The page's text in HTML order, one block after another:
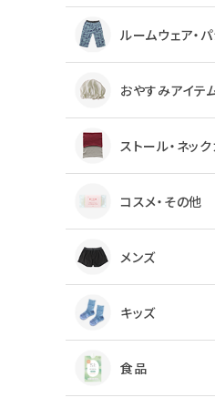
ルームウェア・
おやすみアイテ
ストール・ネッ
コスメ・その他
メンズ
キッズ
食品